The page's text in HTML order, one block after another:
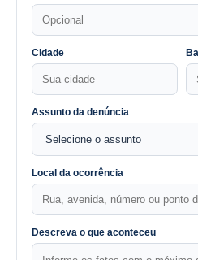
Cidade
Assunto da denúncia
Local da ocorrência
Descreva o que aconteceu